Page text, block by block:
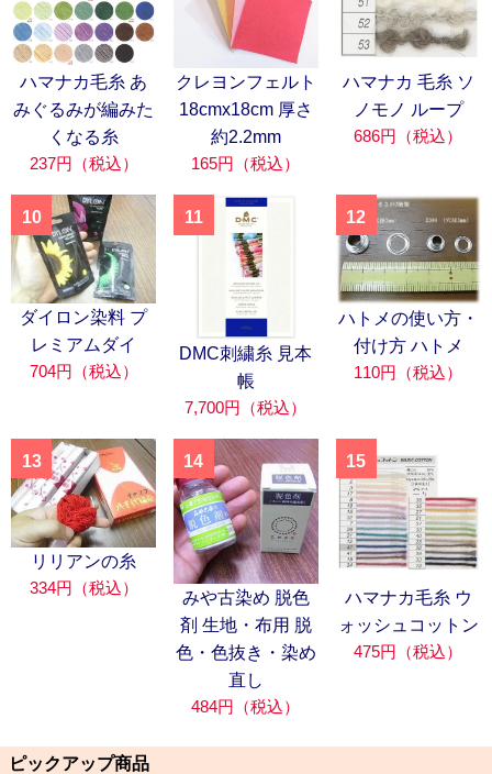
ハマナカ毛糸 あ
みぐるみが編みた
くなる糸
237円（税込）
クレヨンフェルト
18cmx18cm 厚さ
約2.2mm
165円（税込）
ハマナカ 毛糸 ソ
ノモノ ループ
686円（税込）
10
ダイロン染料 プ
レミアムダイ
704円（税込）
11
DMC刺繍糸 見本
帳
7,700円（税込）
12
ハトメの使い方・
付け方 ハトメ
110円（税込）
13
リリアンの糸
334円（税込）
14
みや古染め 脱色
剤 生地・布用 脱
色・色抜き・染め
直し
484円（税込）
15
ハマナカ毛糸 ウ
ォッシュコットン
475円（税込）
ピックアップ商品